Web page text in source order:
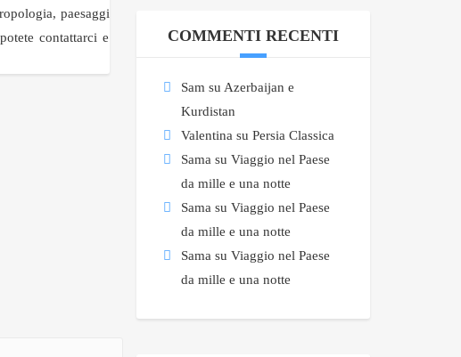
paesaggi
contattarci e
COMMENTI RECENTI
Sam su Azerbaijan e
Kurdistan
Valentina su Persia Classica
Sama su Viaggio nel Paese
da mille e una notte
Sama su Viaggio nel Paese
da mille e una notte
Sama su Viaggio nel Paese
da mille e una notte